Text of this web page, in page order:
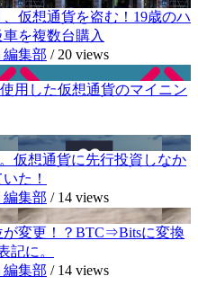
仮想通貨を盗む！19歳のハ
を複数台購入
集部 / 20 views
用した仮想通貨のマイニン
仮想通貨に先行投資しなか
た！
集部 / 14 views
が変更！？BTC⇒Bitsに変換
記に。
集部 / 14 views